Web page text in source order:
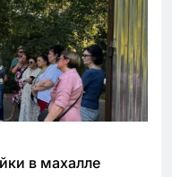
в махалле